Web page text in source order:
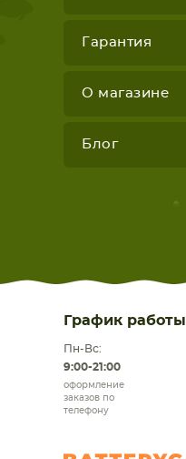
Гарантия
О магазине
Блог
График работы
Пн-Вс:
9:00-21:00
оформление
заказов по
телефону